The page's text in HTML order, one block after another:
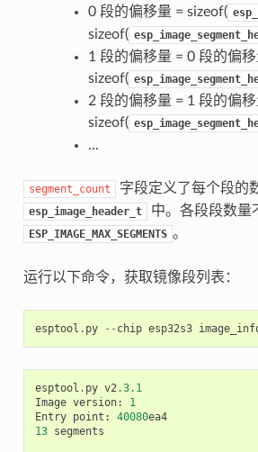
0 段的偏移量 = sizeof(
sizeof(
1 段的偏移量 = 0 段的偏
sizeof(
2 段的偏移量 = 1 段的偏
sizeof(
...
segment_count 字段定义了每个段的
esp_image_header_t 中。各段段数量
ESP_IMAGE_MAX_SEGMENTS 。
运行以下命令，获取镜像段列表：
esptool . py -- chip esp32s3
esptool . py v2.3.1
Image version:
1
Entry point : 40080ea4
13 segments